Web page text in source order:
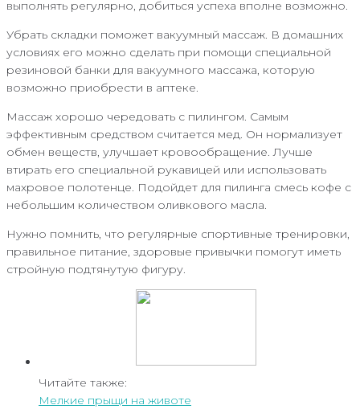
выполнять регулярно, добиться успеха вполне возможно.
Убрать складки поможет вакуумный массаж. В домашних
условиях его можно сделать при помощи специальной
резиновой банки для вакуумного массажа, которую
возможно приобрести в аптеке.
Массаж хорошо чередовать с пилингом. Самым
эффективным средством считается мед. Он нормализует
обмен веществ, улучшает кровообращение. Лучше
втирать его специальной рукавицей или использовать
махровое полотенце. Подойдет для пилинга смесь кофе с
небольшим количеством оливкового масла.
Нужно помнить, что регулярные спортивные тренировки,
правильное питание, здоровые привычки помогут иметь
стройную подтянутую фигуру.
Читайте также:
Мелкие прыщи на животе